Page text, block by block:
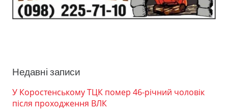
Недавні записи
У Коростенському ТЦК помер 46-річний чоловік
після проходження ВЛК